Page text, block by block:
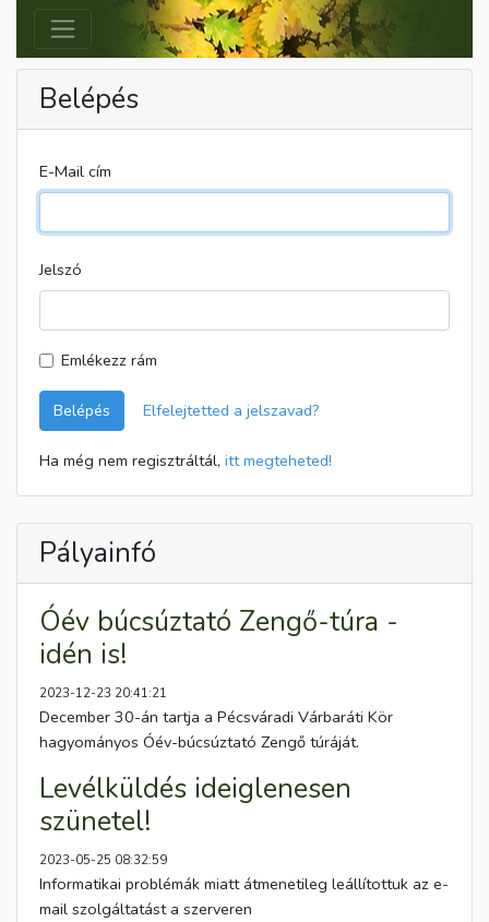
Belépés
E-Mail cím
Jelszó
Emlékezz rám
Belépés Elfelejtetted a jelszavad?
Ha még nem regisztráltál, itt megteheted!
Pályainfó
Óév búcsúztató Zengő-túra -
idén is!
2023-12-23 20:41:21
December 30-án tartja a Pécsváradi Várbaráti Kör
hagyományos Óév-búcsúztató Zengő túráját.
Levélküldés ideiglenesen
szünetel!
2023-05-25 08:32:59
Informatikai problémák miatt átmenetileg leállítottuk az e-
mail szolgáltatást a szerveren